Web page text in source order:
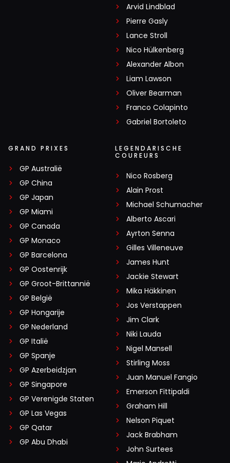
Arvid Lindblad
Pierre Gasly
Lance Stroll
Nico Hülkenberg
Alexander Albon
Liam Lawson
Oliver Bearman
Franco Colapinto
Gabriel Bortoleto
GRAND PRIXES
GP Australië
GP China
GP Japan
GP Miami
GP Canada
GP Monaco
GP Barcelona
GP Oostenrijk
GP Groot-Brittannië
GP België
GP Hongarije
GP Nederland
GP Italië
GP Spanje
GP Azerbeidzjan
GP Singapore
GP Verenigde Staten
GP Las Vegas
GP Qatar
GP Abu Dhabi
LEGENDARISCHE
COUREURS
Nico Rosberg
Alain Prost
Michael Schumacher
Alberto Ascari
Ayrton Senna
Gilles Villeneuve
James Hunt
Jackie Stewart
Mika Häkkinen
Jos Verstappen
Jim Clark
Niki Lauda
Nigel Mansell
Stirling Moss
Juan Manuel Fangio
Emerson Fittipaldi
Graham Hill
Nelson Piquet
Jack Brabham
John Surtees